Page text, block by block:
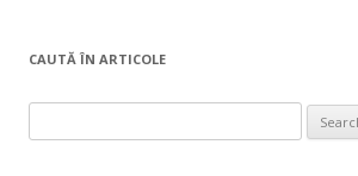
CAUTĂ ÎN ARTICOLE
for: